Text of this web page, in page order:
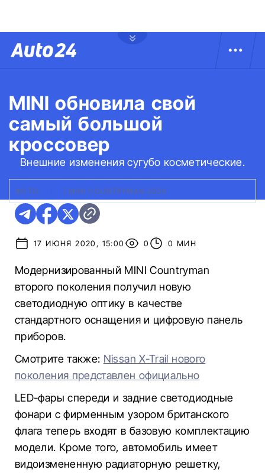
MINI обновила свой
самый большой
кроссовер
Внешние изменения сугубо косметические.
ФОТО: MINI COUNTRYMAN 2020
17 ИЮНЯ 2020, 15:00 0 0 МИН
Модернизированный MINI Countryman
второго поколения получил новую
светодиодную оптику в качестве
стандартного оснащения и цифровую панель
приборов.
Смотрите также: Nissan X-Trail нового
поколения представлен официально
LED-фары спереди и задние светодиодные
фонари с фирменным узором британского
флага теперь входят в базовую комплектацию
модели. Кроме того, автомобиль имеет
видоизмененную радиаторную решетку,